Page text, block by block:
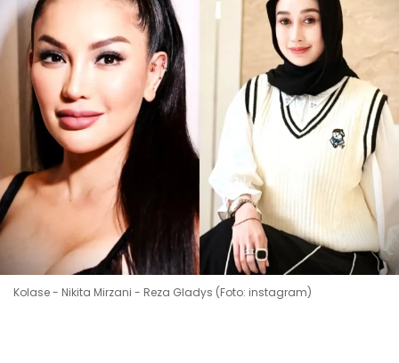
Kolase - Nikita Mirzani - Reza Gladys (Foto: instagram)